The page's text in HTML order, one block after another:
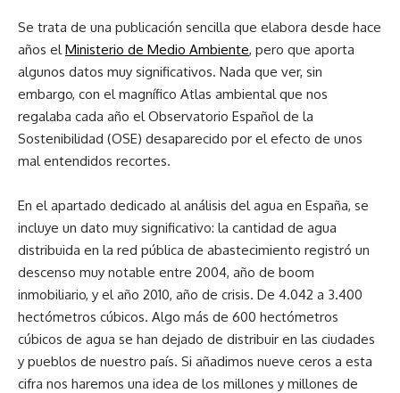
Se trata de una publicación sencilla que elabora desde hace
años elMinisterio de Medio Ambiente, pero que aporta
algunos datos muy significativos. Nada que ver, sin
embargo, con el magnífico Atlas ambiental que nos
regalaba cada año el Observatorio Español de la
Sostenibilidad (OSE) desaparecido por el efecto de unos
mal entendidos recortes.
En el apartado dedicado al análisis del agua en España, se
incluye un dato muy significativo: la cantidad de agua
distribuida en la red pública de abastecimiento registró un
descenso muy notable entre 2004, año de boom
inmobiliario, y el año 2010, año de crisis. De 4.042 a 3.400
hectómetros cúbicos. Algo más de 600 hectómetros
cúbicos de agua se han dejado de distribuir en las ciudades
y pueblos de nuestro país. Si añadimos nueve ceros a esta
cifra nos haremos una idea de los millones y millones de